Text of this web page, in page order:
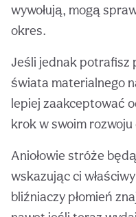
wywołują, mogą
okres.
Jeśli jednak potrafisz
świata materialnego
lepiej zaakceptować
krok w swoim
Aniołowie stróże
wskazując ci
bliźniaczy płomień